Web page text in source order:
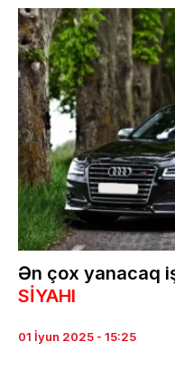
Ən çox yanacaq
SİYAHI
01 İyun 2025 - 15:25